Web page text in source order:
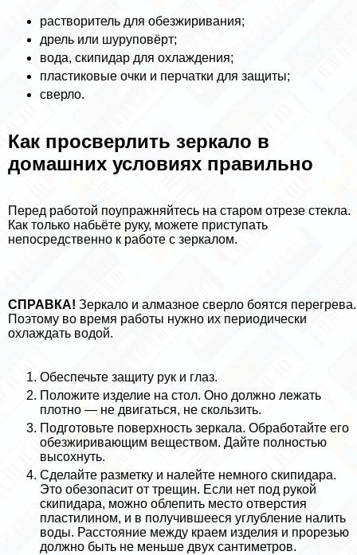
растворитель для обезжиривания;
дрель или шуруповёрт;
вода, скипидap для охлаждения;
пластиковые очки и перчатки для защиты;
сверло.
Как просверлить зеркало в
домашних условиях правильно
Перед работой поупражняйтесь на старом отрезе стекла.
Как только набьёте руку, можете приступать
непосредственно к работе с зеркалом.
СПРАВКА! Зеркало и алмазное сверло боятся перегрева.
Поэтому во время работы нужно их периодически
охлаждать водой.
Обеспечьте защиту рук и глаз.
Положите изделие на стол. Оно должно лежать
плотно — не двигаться, не скользить.
Подготовьте поверхность зеркала. Обработайте его
обезжиривающим веществом. Дайте полностью
высохнуть.
Сделайте разметку и налейте немного скипидapа.
Это обезопасит от трещин. Если нет под рукой
скипидapа, можно облепить место отверстия
пластилином, и в получившееся углубление налить
воды. Расстояние между краем изделия и прорезью
должно быть не меньше двух сантиметров.